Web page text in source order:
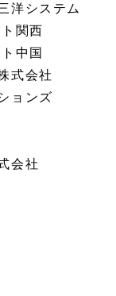
洋システム
関西
中国
式会社
ョンズ
会社